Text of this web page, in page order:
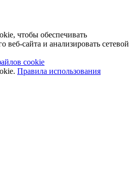
чтобы обеспечивать
веб-сайта и анализировать сетевой
cookie
Правила использования